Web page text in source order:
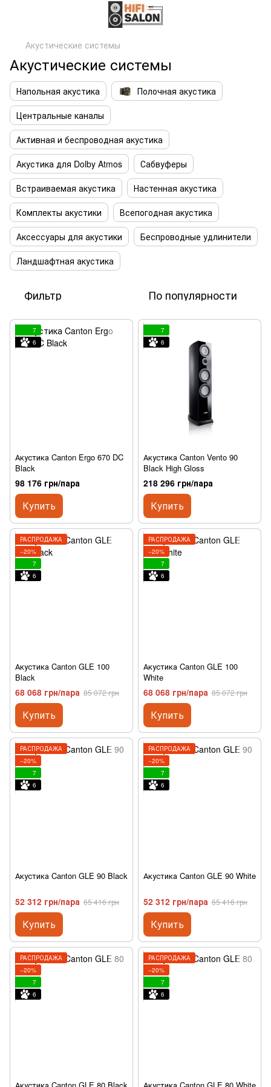
Акустические системы
Акустические системы
Напольная акустика
Полочная акустика
Центральные каналы
Активная и беспроводная акустика
Акустика для Dolby Atmos
Сабвуферы
Встраиваемая акустика
Настенная акустика
Комплекты акустики
Всепогодная акустика
Аксессуары для акустики
Беспроводные удлинители
Ландшафтная акустика
Фильтр По популярности
7
6
Акустика Canton Ergo 670 DC
Black
98 176 грн/пара
Купить
7
6
Акустика Canton Vento 90
Black High Gloss
218 296 грн/пара
Купить
РАСПРОДАЖА
−20%
7
6
Акустика Canton GLE 100
Black
68 068 грн/пара 85 072 грн
Купить
РАСПРОДАЖА
−20%
7
6
Акустика Canton GLE 100
White
68 068 грн/пара 85 072 грн
Купить
РАСПРОДАЖА
−20%
7
6
Акустика Canton GLE 90 Black
52 312 грн/пара 65 416 грн
Купить
РАСПРОДАЖА
−20%
7
6
Акустика Canton GLE 90 White
52 312 грн/пара 65 416 грн
Купить
РАСПРОДАЖА
−20%
7
6
РАСПРОДАЖА
−20%
7
6